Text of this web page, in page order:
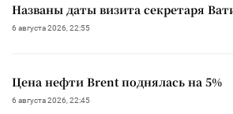
Названы даты визита секретаря
6 августа 2026, 22:55
Цена нефти Brent поднялась на 5%
6 августа 2026, 22:45